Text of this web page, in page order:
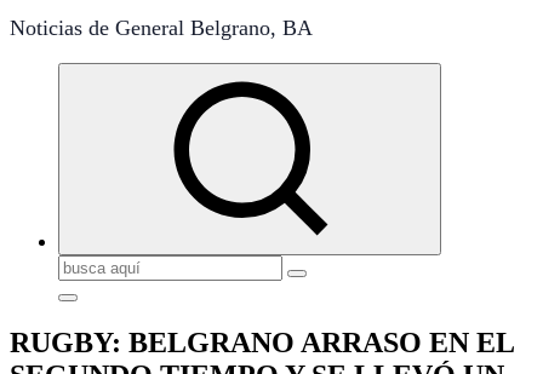
Noticias de General Belgrano, BA
Buscar:
RUGBY: BELGRANO ARRASO EN EL